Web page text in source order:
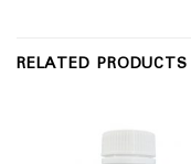
RELATED PRODUCTS